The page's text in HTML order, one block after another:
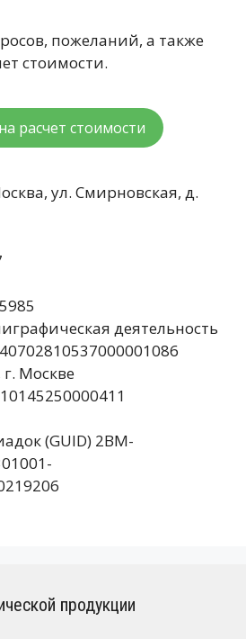
пожеланий, а также
стоимости.
расчет стоимости
ул. Смирновская, д.
деятельность
Москве
(GUID) 2BM-
продукции